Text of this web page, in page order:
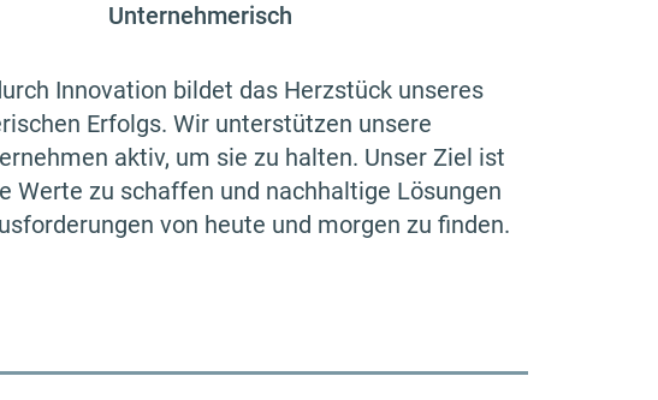
Unternehmerisch
Innovation bildet das Herzstück unseres
Erfolgs. Wir unter­stützen unsere
aktiv, um sie zu halten. Unser Ziel ist
Werte zu schaffen und nachhaltige Lösungen
von heute und morgen zu finden.